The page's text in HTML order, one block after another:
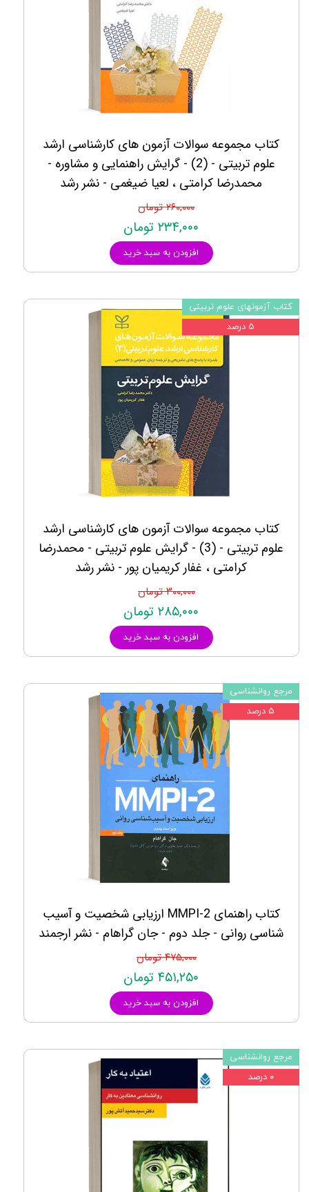
کتاب مجموعه سوالات آزمون های کارشناسی ارشد
علوم تربیتی - (2) - گرایش راهنمایی و مشاوره -
محمدرضا کرامتی ، لعیا ضیغمی - نشر رشد
۲۶۰,۰۰۰ تومان
۲۳۴,۰۰۰ تومان
افزودن به سبد خرید
کتاب مجموعه سوالات آزمون های کارشناسی ارشد
علوم تربیتی - (3) - گرایش علوم تربیتی - محمدرضا
کرامتی ، غفار کریمیان پور - نشر رشد
۳۰۰,۰۰۰ تومان
۲۸۵,۰۰۰ تومان
افزودن به سبد خرید
کتاب آزمونهای علوم تربیتی
۵ درصد
کتاب راهنمای MMPI-2 ارزیابی شخصیت و آسیب
شناسی روانی - جلد دوم - جان گراهام - نشر ارجمند
۴۷۵,۰۰۰ تومان
۴۵۱,۲۵۰ تومان
افزودن به سبد خرید
مرجع روانشناسی
۵ درصد
مرجع روانشناسی
۰ درصد